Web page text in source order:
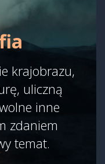
krajobrazu,
uliczną
inne
zdaniem
temat.